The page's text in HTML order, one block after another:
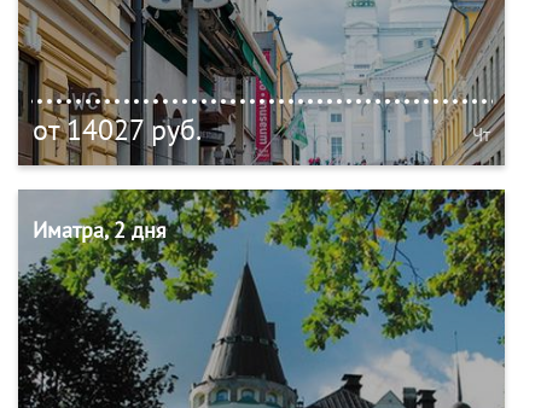
от 14027 руб. Чт
Иматра, 2 дня